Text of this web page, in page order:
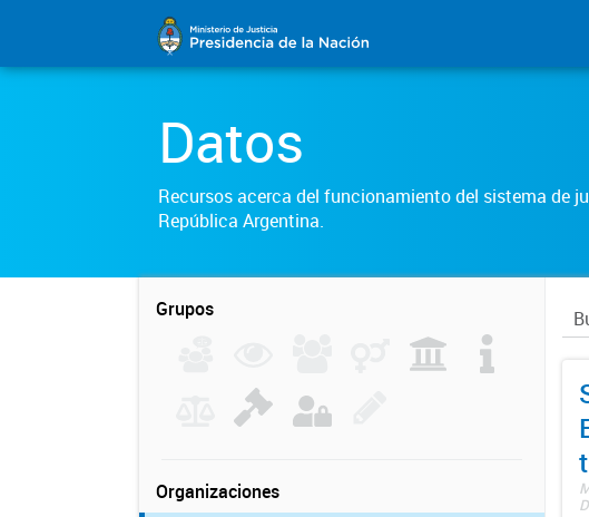
Datos
Recursos acerca del funcionamiento del sistema de
República Argentina.
Grupos
Organizaciones